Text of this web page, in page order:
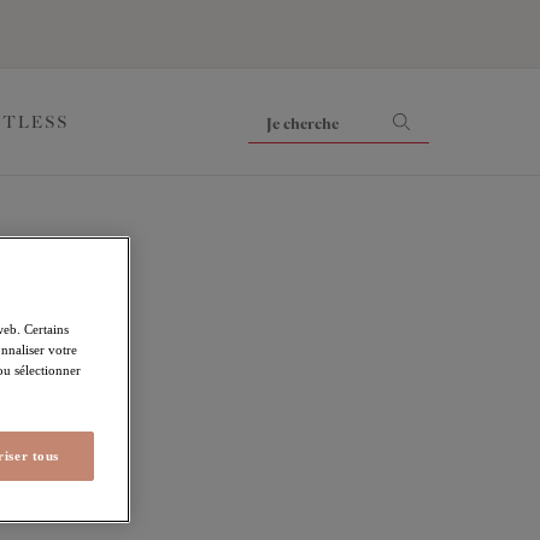
Certains
votre
sélectionner
tous